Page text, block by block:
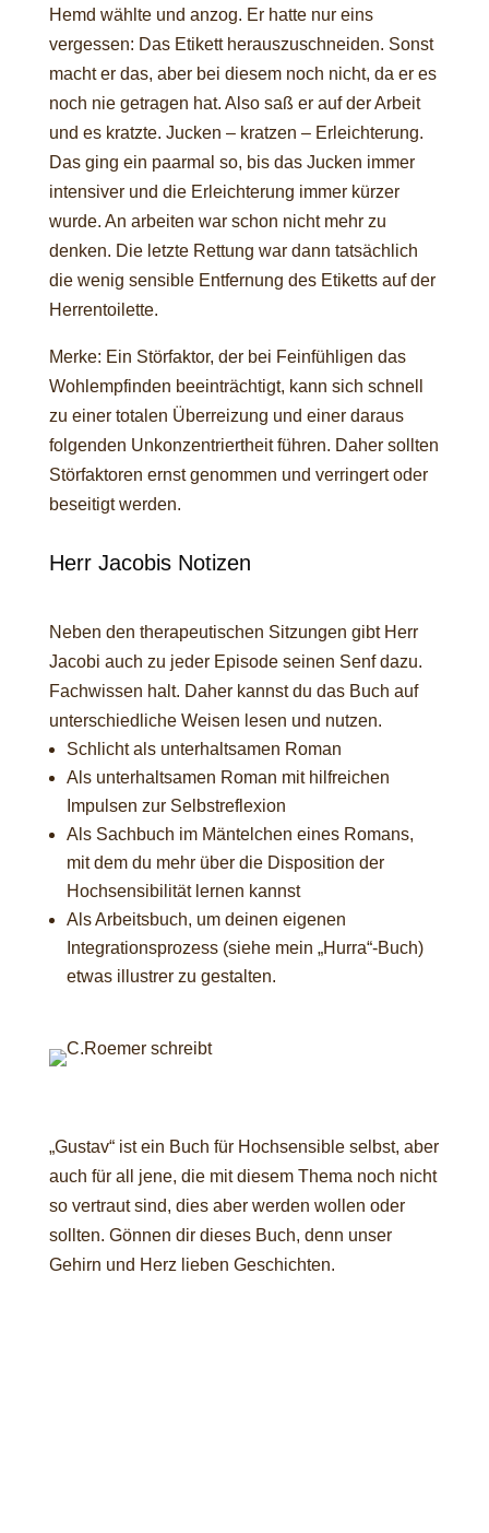
Hemd wählte und anzog. Er hatte nur eins
vergessen: Das Etikett herauszuschneiden. Sonst
macht er das, aber bei diesem noch nicht, da er es
noch nie getragen hat. Also saß er auf der Arbeit
und es kratzte. Jucken – kratzen – Erleichterung.
Das ging ein paarmal so, bis das Jucken immer
intensiver und die Erleichterung immer kürzer
wurde. An arbeiten war schon nicht mehr zu
denken. Die letzte Rettung war dann tatsächlich
die wenig sensible Entfernung des Etiketts auf der
Herrentoilette.
Merke: Ein Störfaktor, der bei Feinfühligen das
Wohlempfinden beeinträchtigt, kann sich schnell
zu einer totalen Überreizung und einer daraus
folgenden Unkonzentriertheit führen. Daher sollten
Störfaktoren ernst genommen und verringert oder
beseitigt werden.
Herr Jacobis Notizen
Neben den therapeutischen Sitzungen gibt Herr
Jacobi auch zu jeder Episode seinen Senf dazu.
Fachwissen halt. Daher kannst du das Buch auf
unterschiedliche Weisen lesen und nutzen.
Schlicht als unterhaltsamen Roman
Als unterhaltsamen Roman mit hilfreichen
Impulsen zur Selbstreflexion
Als Sachbuch im Mäntelchen eines Romans,
mit dem du mehr über die Disposition der
Hochsensibilität lernen kannst
Als Arbeitsbuch, um deinen eigenen
Integrationsprozess (siehe mein „Hurra“-Buch)
etwas illustrer zu gestalten.
„Gustav“ ist ein Buch für Hochsensible selbst, aber
auch für all jene, die mit diesem Thema noch nicht
so vertraut sind, dies aber werden wollen oder
sollten. Gönnen dir dieses Buch, denn unser
Gehirn und Herz lieben Geschichten.